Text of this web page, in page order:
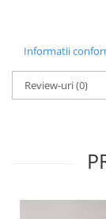
Informatii
Review-uri(0)